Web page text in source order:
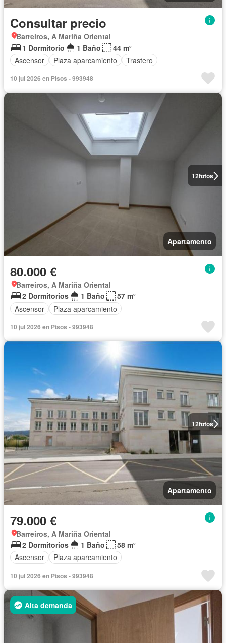
Consultar precio
Barreiros, A Mariña Oriental
1 Dormitorio
1 Baño
44 m²
Ascensor
Plaza aparcamiento Trastero
10 jul 2026 en Pisos - 993948
12fotos
Apartamento
80.000 €
Barreiros, A Mariña Oriental
2 Dormitorios
1 Baño
57 m²
Ascensor
Plaza aparcamiento
10 jul 2026 en Pisos - 993948
12fotos
Apartamento
79.000 €
Barreiros, A Mariña Oriental
2 Dormitorios
1 Baño
58 m²
Ascensor
Plaza aparcamiento
10 jul 2026 en Pisos - 993948
Alta demanda